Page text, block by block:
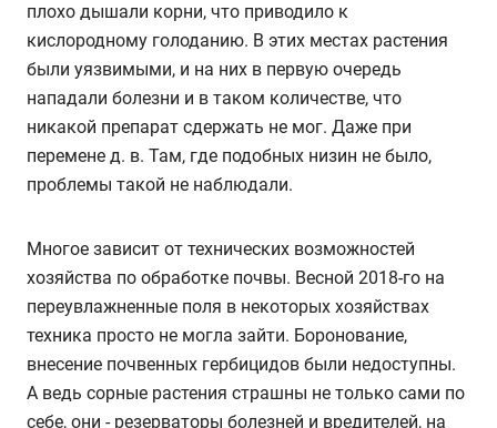
плохо дышали корни, что приводило к
кислородному голоданию. В этих местах растения
были уязвимыми, и на них в первую очередь
нападали болезни и в таком количестве, что
никакой препарат сдержать не мог. Даже при
перемене д. в. Там, где подобных низин не было,
проблемы такой не наблюдали.
Многое зависит от технических возможностей
хозяйства по обработке почвы. Весной 2018-го на
переувлажненные поля в некоторых хозяйствах
техника просто не могла зайти. Боронование,
внесение почвенных гербицидов были недоступны.
А ведь сорные растения страшны не только сами по
себе, они - резерваторы болезней и вредителей, на